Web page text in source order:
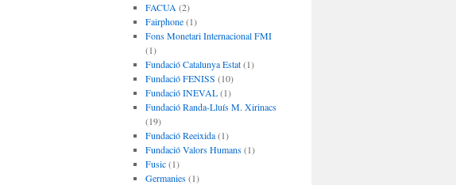
FACUA (2)
Fairphone(1)
Fons Monetari Internacional FMI
(1)
Fundació Catalunya Estat(1)
Fundació FENISS (10)
Fundació INEVAL(1)
Fundació Randa-Lluís M. Xirinacs
(19)
Fundació Reeixida(1)
Fundació Valors Humans(1)
Fusic(1)
Germanies(1)